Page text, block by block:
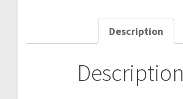
Description
Description